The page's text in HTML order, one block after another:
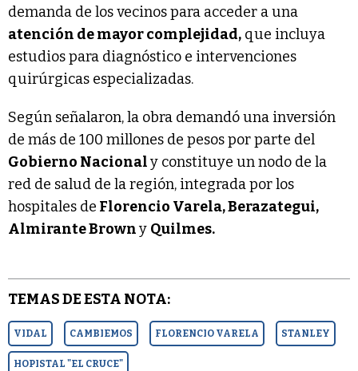
demanda de los vecinos para acceder a una
atención de mayor complejidad, que incluya
estudios para diagnóstico e intervenciones
quirúrgicas especializadas.
Según señalaron, la obra demandó una inversión
de más de 100 millones de pesos por parte del
Gobierno Nacionaly constituye un nodo de la
red de salud de la región, integrada por los
hospitales de Florencio Varela, Berazategui,
Almirante Browny Quilmes.
TEMAS DE ESTA NOTA:
VIDAL CAMBIEMOS FLORENCIO VARELA STANLEY
HOPISTAL "EL CRUCE"